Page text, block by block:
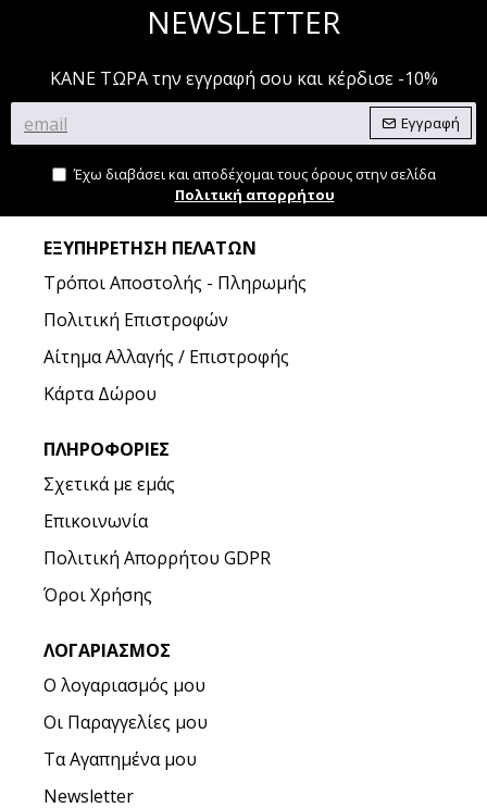
NEWSLETTER
ΚΑΝΕ ΤΩΡΑ την εγγραφή σου και κέρδισε -10%
Εγγραφή
Έχω διαβάσει και αποδέχομαι τους όρους στην σελίδα
Πολιτική απορρήτου
ΕΞΥΠΗΡΈΤΗΣΗ ΠΕΛΑΤΏΝ
Τρόποι Αποστολής - Πληρωμής
Πολιτική Επιστροφών
Αίτημα Αλλαγής / Επιστροφής
Κάρτα Δώρου
ΠΛΗΡΟΦΟΡΊΕΣ
Σχετικά με εμάς
Επικοινωνία
Πολιτική Απορρήτου GDPR
Όροι Χρήσης
ΛΟΓΑΡΙΑΣΜΌΣ
Ο λογαριασμός μου
Οι Παραγγελίες μου
Τα Αγαπημένα μου
Newsletter